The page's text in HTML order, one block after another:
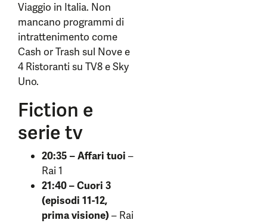
Viaggio in Italia. Non
mancano programmi di
intrattenimento come
Cash or Trash sul Nove e
4 Ristoranti su TV8 e Sky
Uno.
Fiction e
serie tv
20:35 – Affari tuoi –
Rai 1
21:40 – Cuori 3
(episodi 11-12,
prima visione)– Rai